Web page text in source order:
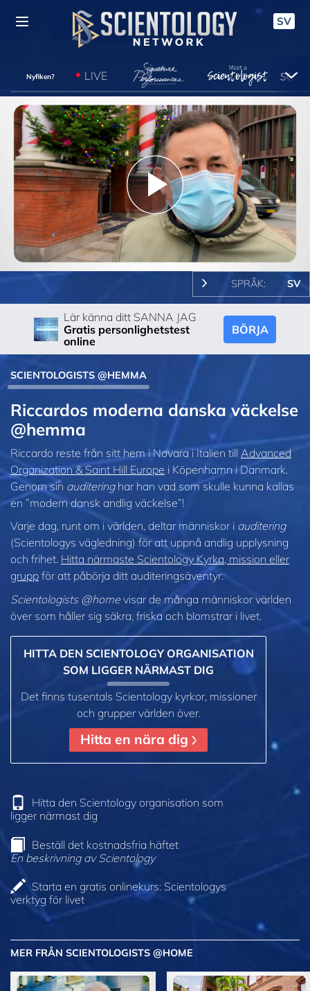
SV
Nyfiken? LIVE
Play
Video
SPRÅK: SV
Lär känna ditt SANNA JAG
Gratis personlighetstest
online
BÖRJA
SCIENTOLOGISTS @HEMMA
Riccardos moderna danska väckelse
@hemma
Riccardo reste från sitt hem i Novara i Italien till Advanced
Organization & Saint Hill Europe i Köpenhamn i Danmark.
Genom sin auditeringhar han vad som skulle kunna kallas
en ”modern dansk andlig väckelse”!
Varje dag, runt om i världen, deltar människor i auditering
(Scientologys vägledning) för att uppnå andlig upplysning
och frihet. Hitta närmaste Scientology Kyrka, mission eller
grupp för att påbörja ditt auditeringsäventyr.
Scientologists @home visar de många människor världen
över som håller sig säkra, friska och blomstrar i livet.
HITTA DEN SCIENTOLOGY ORGANISATION
SOM LIGGER NÄRMAST DIG
Det finns tusentals Scientology kyrkor, missioner
och grupper världen över.
Hitta en nära dig
Hitta den Scientology organisation som
ligger närmast dig
Beställ det kostnadsfria häftet
En beskrivning av Scientology
Starta en gratis onlinekurs: Scientologys
verktyg för livet
MER FRÅN SCIENTOLOGISTS @HOME